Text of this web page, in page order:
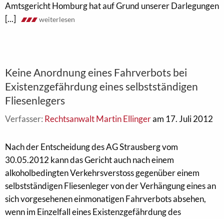
Amtsgericht Homburg hat auf Grund unserer Darlegungen
[...]
weiterlesen
Keine Anordnung eines Fahrverbots bei
Existenzgefährdung eines selbstständigen
Fliesenlegers
Verfasser: Rechtsanwalt Martin Ellingeram 17. Juli 2012
Nach der Entscheidung des AG Strausberg vom
30.05.2012 kann das Gericht auch nach einem
alkoholbedingten Verkehrsverstoss gegenüber einem
selbstständigen Fliesenleger von der Verhängung eines an
sich vorgesehenen einmonatigen Fahrverbots absehen,
wenn im Einzelfall eines Existenzgefährdung des